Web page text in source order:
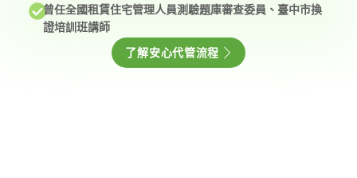
曾任全國租賃住宅管理人員測驗題庫審查委員、臺中市換
證培訓班講師
了解安心代管流程